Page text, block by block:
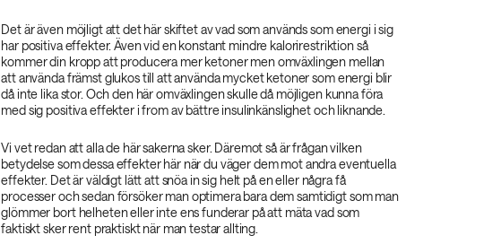
Det är även möjligt att det här skiftet av vad som används som energi i sig
har positiva effekter. Även vid en konstant mindre kalorirestriktion så
kommer din kropp att producera mer ketoner men omväxlingen mellan
att använda främst glukos till att använda mycket ketoner som energi blir
då inte lika stor. Och den här omväxlingen skulle då möjligen kunna föra
med sig positiva effekter i from av bättre insulinkänslighet och liknande.
Vi vet redan att alla de här sakerna sker. Däremot så är frågan vilken
betydelse som dessa effekter här när du väger dem mot andra eventuella
effekter. Det är väldigt lätt att snöa in sig helt på en eller några få
processer och sedan försöker man optimera bara dem samtidigt som man
glömmer bort helheten eller inte ens funderar på att mäta vad som
faktiskt sker rent praktiskt när man testar allting.